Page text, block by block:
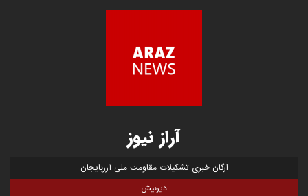
آراز نیوز
ارگان خبری تشکیلات مقاومت ملی آزربایجان
دیرنیش